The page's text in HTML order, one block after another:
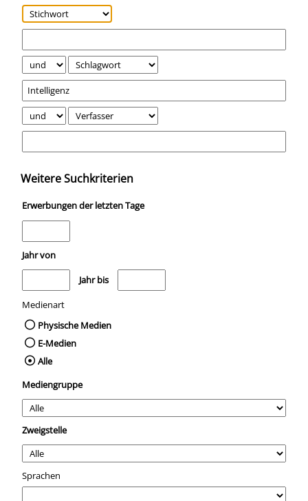
Weitere Suchkriterien
Erwerbungen der letzten Tage
Jahr von
Medien anzeigen, die nach dem Jahr veröffentlicht wurden
Jahr bis
Medienart
Physische Medien
E-Medien
Alle
Mediengruppe
Zweigstelle
Sprachen